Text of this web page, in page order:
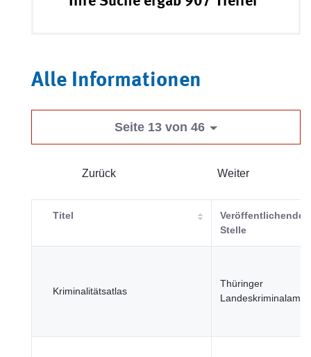
Alle Informationen
Seite 13 von 46
Zurück Weiter
Titel
Veröffentlichende
Stelle
Kriminalitätsatlas
Thüringer
Landeskriminalamt